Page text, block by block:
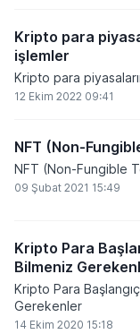
Kripto para
işlemler
Kripto para
12 Ekim 2022 09:41
NFT (Non-
NFT (Non-Fungible
09 Şubat 2021 15:49
Kripto Para
Bilmeniz
Kripto Para
Gerekenler
14 Ekim 2020 15:18